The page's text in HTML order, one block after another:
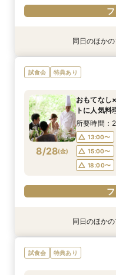
特典あり
8/27( 木)
【90分クイ
ト付＊お気
13:00〜
15:00〜
18:00〜
フ
特典あり
8/27( 木)
おもてなし
トに人気料
13:00〜
15:00〜
18:00〜
フ
特典あり
8/27( 木)
1枠1組限定
エ★コース
所要時間：
16:00〜
19:00〜
フ
特典あり
8/27( 木)
【複数会場
積など徹底
13:00〜
16:00〜
18:30〜
フ
特典あり
8/27( 木)
【ペットと
装など12大
13:00〜
16:00〜
18:30〜
フ
同日のほかの
試食会 特典あり
8/28(金)
おもてなし
トに人気料
所要時間：
13:00〜
15:00〜
18:00〜
特典あり
【90分クイ
ト付＊お気
特典あり
1枠1組限定
エ★コース
特典あり
平日限定
＆2万ディ
特典あり
【複数会場
積など徹底
特典あり
【ペットと
装など12大
同日のほかの
試食会 特典あり